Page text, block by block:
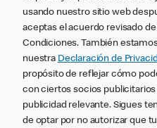
usando nuestro sitio web
aceptas el acuerdo revisado
Condiciones. También
nuestra Declaración de
propósito de reflejar cómo
con ciertos socios publicitarios
publicidad relevante. Sigues
de optar por no autorizar que